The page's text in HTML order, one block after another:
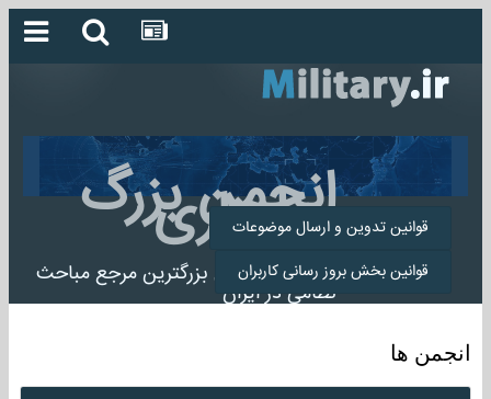
انجمن بزرگ
میلیتاری
انجمن میلیتاری بزرگترین مرجع مباحث
نظامی در ایران
قوانین تدوین و ارسال موضوعات
قوانین بخش بروز رسانی کاربران
انجمن ها